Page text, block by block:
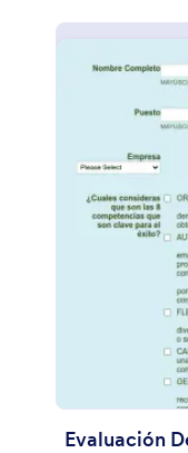
Evaluación